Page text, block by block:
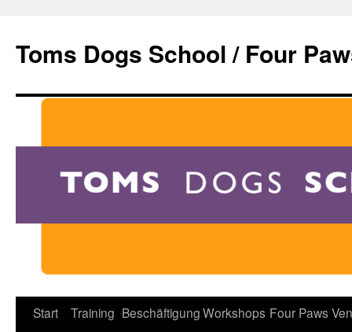
springen
Toms Dogs School / Four
Start Training BeschäftigungWorkshops Four Paws